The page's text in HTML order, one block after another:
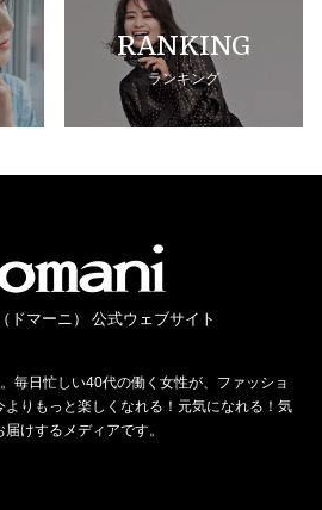
RANKING
ランキング
ドマーニ） 公式ウェブサイト
毎日忙しい40代の働く女性が、ファッショ
りもっと楽しくなれる！元気になれる！気
けするメディアです。